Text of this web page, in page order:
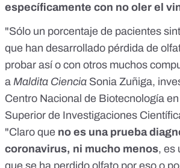
específicamente con no oler el
"Sólo un porcentaje de pacientes
que han desarrollado pérdida de
probar así o con otros muchos
a Maldita Ciencia Sonia Zuñiga,
Centro Nacional de Biotecnología
Superior de Investigaciones
"Claro que no es una prueba
coronavirus, ni mucho menos, es
que se ha perdido olfato por eso o